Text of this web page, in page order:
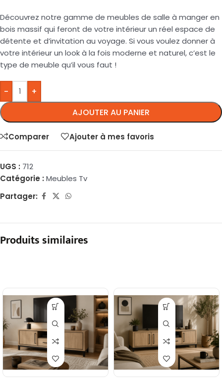
Découvrez notre gamme de meubles de salle à manger en
bois massif qui feront de votre intérieur un réel espace de
détente et d’invitation au voyage. Si vous voulez donner à
votre intérieur un look à la fois moderne et naturel, c’est le
type de meuble qu’il vous faut !
-
+
AJOUTER AU PANIER
Comparer Ajouter à mes favoris
UGS : 712
Catégorie : Meubles Tv
Partager:
Produits similaires